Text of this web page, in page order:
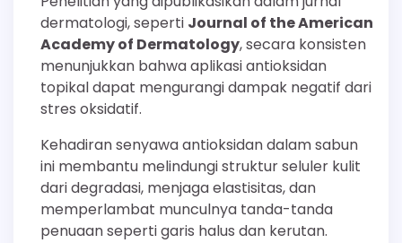
dermatologi, seperti Journal of the American
Academy of Dermatology, secara konsisten
menunjukkan bahwa aplikasi antioksidan
topikal dapat mengurangi dampak negatif dari
stres oksidatif.
Kehadiran senyawa antioksidan dalam sabun
ini membantu melindungi struktur seluler kulit
dari degradasi, menjaga elastisitas, dan
memperlambat munculnya tanda-tanda
penuaan seperti garis halus dan kerutan.